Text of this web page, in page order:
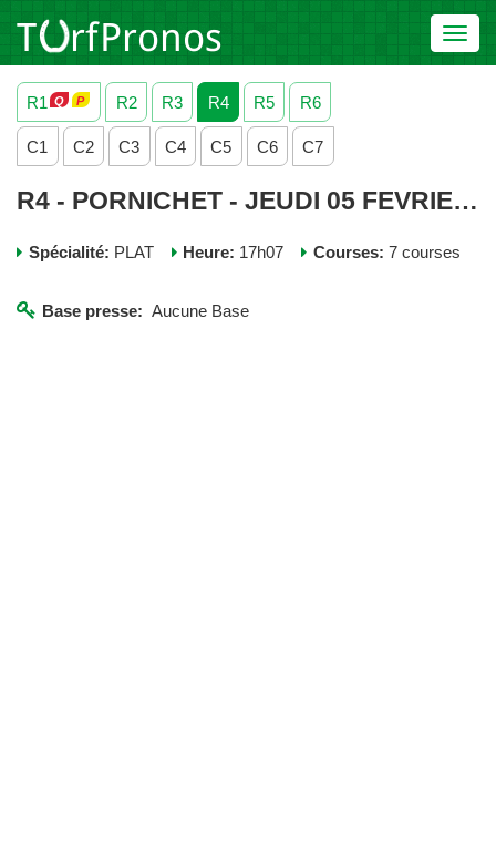
R1
R2 R3 R4 R5 R6
C1 C2 C3 C4 C5 C6 C7
R4 - PORNICHET - JEUDI 05 FEVRIER 2026
Spécialité: PLAT Heure: 17h07 Courses: 7 courses
Base presse: Aucune Base